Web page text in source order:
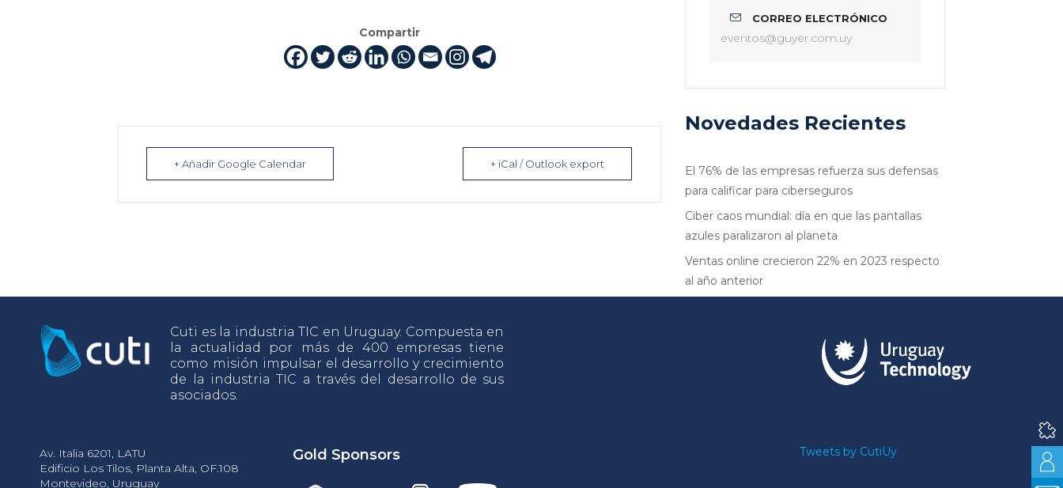
Compartir
+ Añadir Google Calendar + iCal / Outlook export
CORREO ELECTRÓNICO
eventos@guyer.com.uy
Novedades Recientes
El 76% de las empresas refuerza sus defensas
para calificar para ciberseguros
Ciber caos mundial: día en que las pantallas
azules paralizaron al planeta
Ventas online crecieron 22% en 2023 respecto
al año anterior
Cuti es la industria TIC en Uruguay. Compuesta en
la actualidad por más de 400 empresas tiene
como misión impulsar el desarrollo y crecimiento
de la industria TIC a través del desarrollo de sus
asociados.
Av. Italia 6201, LATU
Edificio Los Tilos, Planta Alta, OF.108
Montevideo, Uruguay
Gold Sponsors Tweets by CutiUy